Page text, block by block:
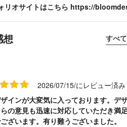
リオサイトはこちら https://
想 すべ
2026/07/15/にレビュー済み
インが大変気に入っております。デ
の意見も迅速に対応していただき満
ざいます。有り難うございました。